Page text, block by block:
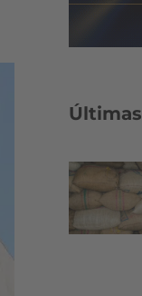
Últimas